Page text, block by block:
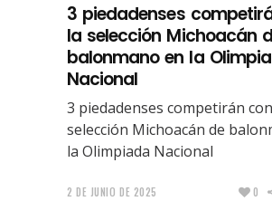
3 piedadenses
la selección Michoacán
balonmano en la
Nacional
3 piedadenses competirán
selección Michoacán de
la Olimpiada Nacional
2 DE JUNIO DE 2025
0